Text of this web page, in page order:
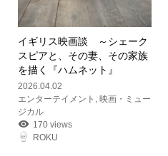
イギリス映画談 ～シェーク
スピアと、その妻、その家族
を描く『ハムネット』
2026.04.02
エンターテイメント , 映画・ミュー
ジカル
170 views
ROKU